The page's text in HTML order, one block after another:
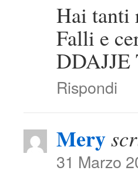
Hai tanti
Falli e
Rispondi
Mery
31 Marzo